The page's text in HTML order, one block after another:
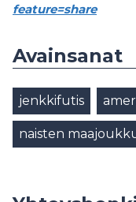
feature=share
Avainsanat
jenkkifutis
naisten